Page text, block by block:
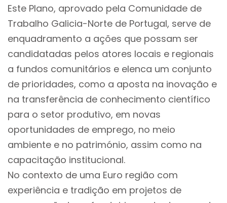
Este Plano, aprovado pela Comunidade de
Trabalho Galicia-Norte de Portugal, serve de
enquadramento a ações que possam ser
candidatadas pelos atores locais e regionais
a fundos comunitários e elenca um conjunto
de prioridades, como a aposta na inovação e
na transferência de conhecimento científico
para o setor produtivo, em novas
oportunidades de emprego, no meio
ambiente e no património, assim como na
capacitação institucional.
No contexto de uma Euro região com
experiência e tradição em projetos de